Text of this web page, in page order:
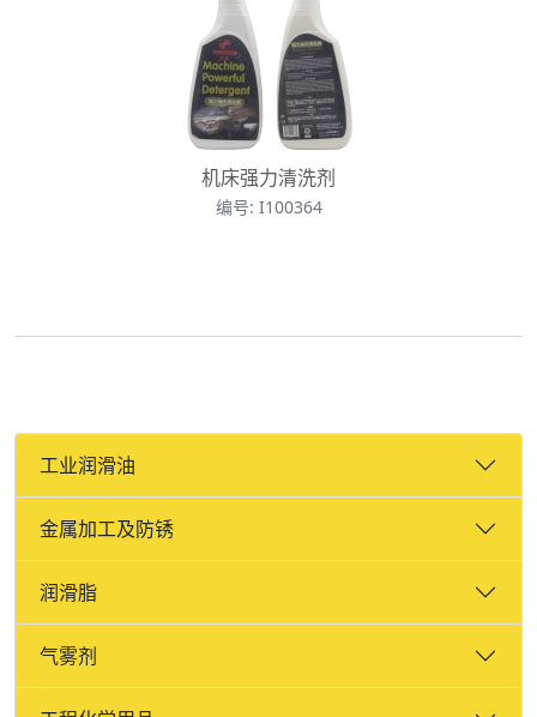
机床强力清洗剂
编号: I100364
工业润滑油
金属加工及防锈
润滑脂
气雾剂